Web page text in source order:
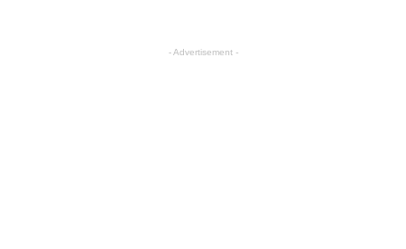
- Advertisement -